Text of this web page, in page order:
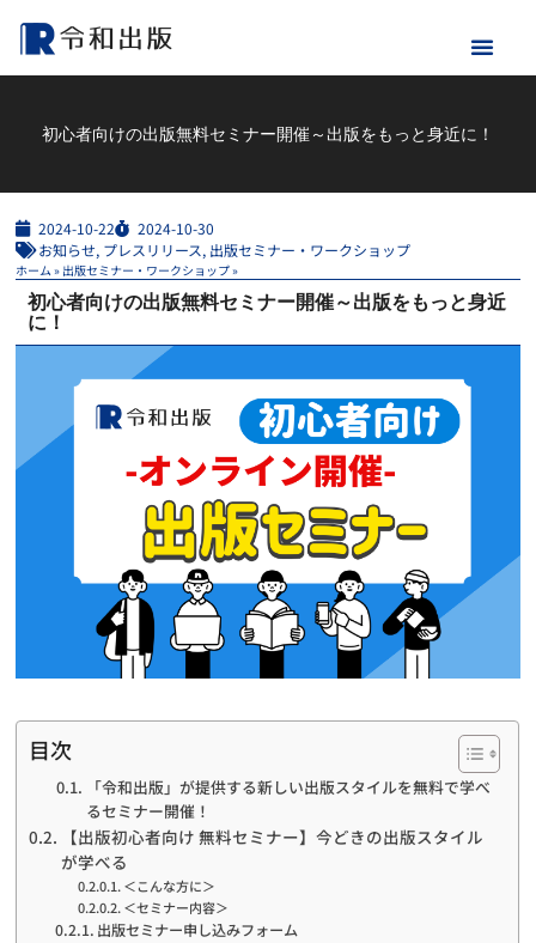
初心者向けの出版無料セミナー開催～出版をもっと身近に！
2024-10-22
2024-10-30
お知らせ, プレスリリース, 出版セミナー・ワークショップ
ホーム » 出版セミナー・ワークショップ»
初心者向けの出版無料セミナー開催～出版をもっと身近
に！
目次
「令和出版」が提供する新しい出版スタイルを無料で学べ
るセミナー開催！
【出版初心者向け 無料セミナー】今どきの出版スタイル
が学べる
＜こんな方に＞
＜セミナー内容＞
出版セミナー申し込みフォーム